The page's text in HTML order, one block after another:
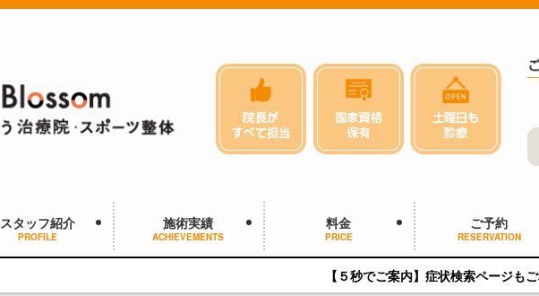
スタッフ紹介
PROFILE
施術実績
ACHIEVEMENTS
料金
PRICE
ご予約
RESERVATION
【５秒でご案内】症状検索ページもご利用ください